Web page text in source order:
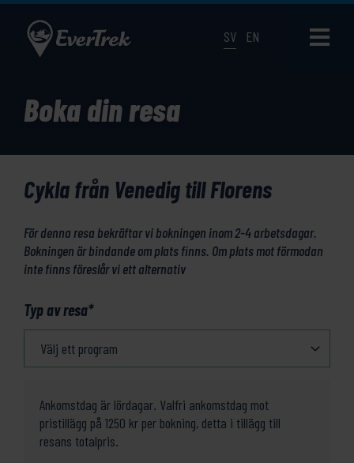
SV EN
Boka din resa
Cykla från Venedig till Florens
För denna resa bekräftar vi bokningen inom 2-4 arbetsdagar.
Bokningen är bindande om plats finns. Om plats mot förmodan
inte finns föreslår vi ett alternativ
Typ av resa*
Ankomstdag är lördagar. Valfri ankomstdag mot
pristillägg på 1250 kr per bokning, detta i tillägg till
resans totalpris.